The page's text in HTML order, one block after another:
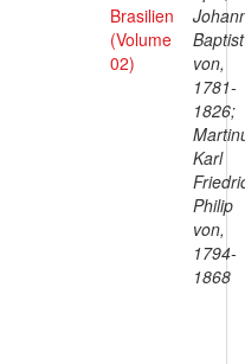
Brasilien
(Volume
02)
Baptist
von,
1781-
1826;
Karl
Philip
von,
1794-
1868